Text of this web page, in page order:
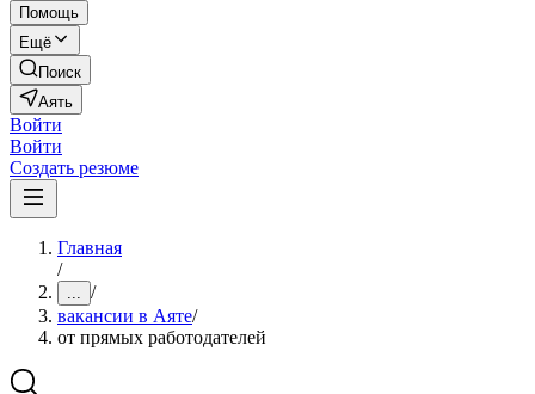
Помощь
Ещё
Поиск
Аять
Войти
Войти
Создать резюме
Главная
/
... /
вакансии в Аяте/
от прямых работодателей